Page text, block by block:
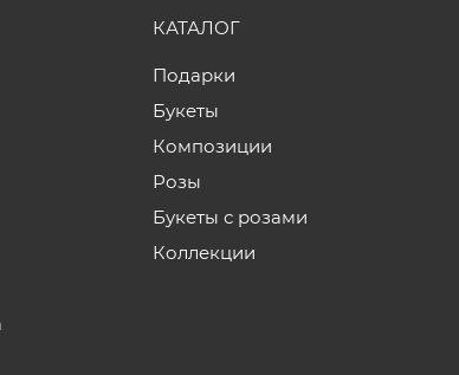
КАТАЛОГ
Подарки
Букеты
Композиции
Розы
Букеты с розами
Коллекции